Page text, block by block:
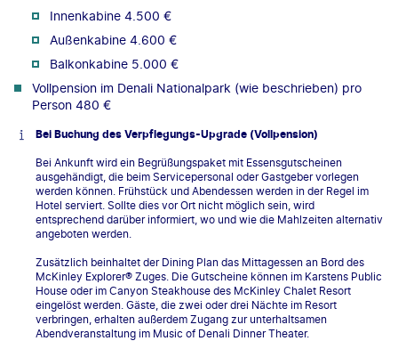
Innenkabine 4.500 €
Außenkabine 4.600 €
Balkonkabine 5.000 €
Vollpension im Denali Nationalpark (wie beschrieben) pro
Person 480 €
Bei Buchung des Verpflegungs-Upgrade (Vollpension)
Bei Ankunft wird ein Begrüßungspaket mit Essensgutscheinen
ausgehändigt, die beim Servicepersonal oder Gastgeber vorlegen
werden können. Frühstück und Abendessen werden in der Regel im
Hotel serviert. Sollte dies vor Ort nicht möglich sein, wird
entsprechend darüber informiert, wo und wie die Mahlzeiten alternativ
angeboten werden.
Zusätzlich beinhaltet der Dining Plan das Mittagessen an Bord des
McKinley Explorer® Zuges. Die Gutscheine können im Karstens Public
House oder im Canyon Steakhouse des McKinley Chalet Resort
eingelöst werden. Gäste, die zwei oder drei Nächte im Resort
verbringen, erhalten außerdem Zugang zur unterhaltsamen
Abendveranstaltung im Music of Denali Dinner Theater.